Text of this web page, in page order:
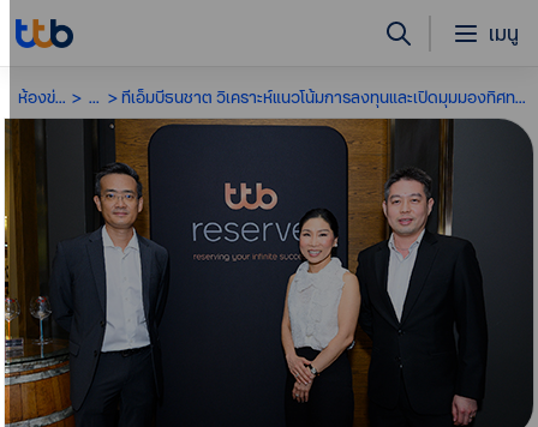
เมนู
ห้องข่าว ... ทีเอ็มบีธนชาต วิเคราะห์แนวโน้มการลงทุนและเปิดมุมมองทิศทางการตลาด